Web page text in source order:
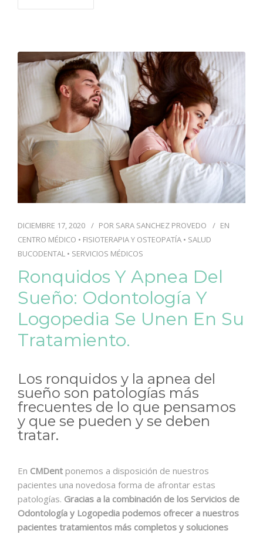
DICIEMBRE 17, 2020 POR SARA SANCHEZ PROVEDO
EN
CENTRO MÉDICO • FISIOTERAPIA Y OSTEOPATÍA • SALUD
BUCODENTAL • SERVICIOS MÉDICOS
Ronquidos Y Apnea Del
Sueño: Odontología Y
Logopedia Se Unen En Su
Tratamiento.
Los ronquidos y la apnea del
sueño son patologías más
frecuentes de lo que pensamos
y que se pueden y se deben
tratar.
En CMDent ponemos a disposición de nuestros
pacientes una novedosa forma de afrontar estas
patologías. Gracias a la combinación de los Servicios de
Odontología y Logopedia podemos ofrecer a nuestros
pacientes tratamientos más completos y soluciones